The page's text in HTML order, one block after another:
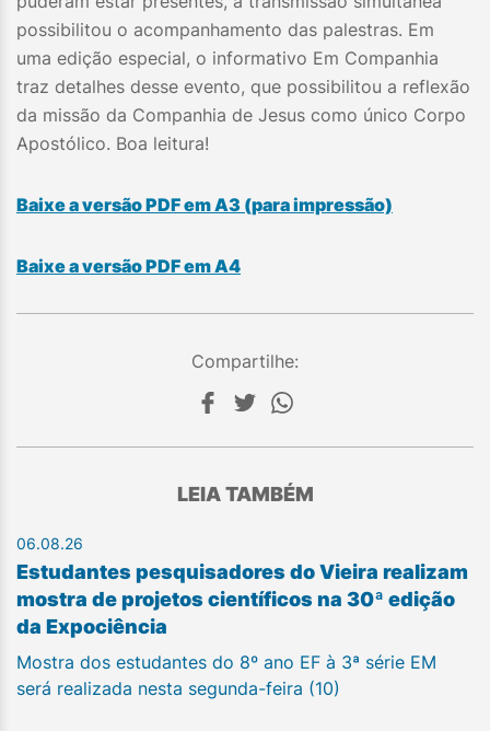
possibilitou o acompanhamento das palestras. Em
uma edição especial, o informativo Em Companhia
traz detalhes desse evento, que possibilitou a reflexão
da missão da Companhia de Jesus como único Corpo
Apostólico. Boa leitura!
Baixe a versão PDF em A3 (para impressão)
Baixe a versão PDF em A4
Compartilhe:
LEIA TAMBÉM
06.08.26
Estudantes pesquisadores do Vieira realizam
mostra de projetos científicos na 30ª edição
da Expociência
Mostra dos estudantes do 8º ano EF à 3ª série EM
será realizada nesta segunda-feira (10)